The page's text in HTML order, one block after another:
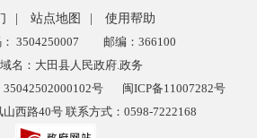
| 站点地图 |
使用帮助
3504250007
邮编：366100
名：大田县人民政府.政务
35042502000102号
闽ICP备11007282号
西路40号 联系方式：0598-7222168